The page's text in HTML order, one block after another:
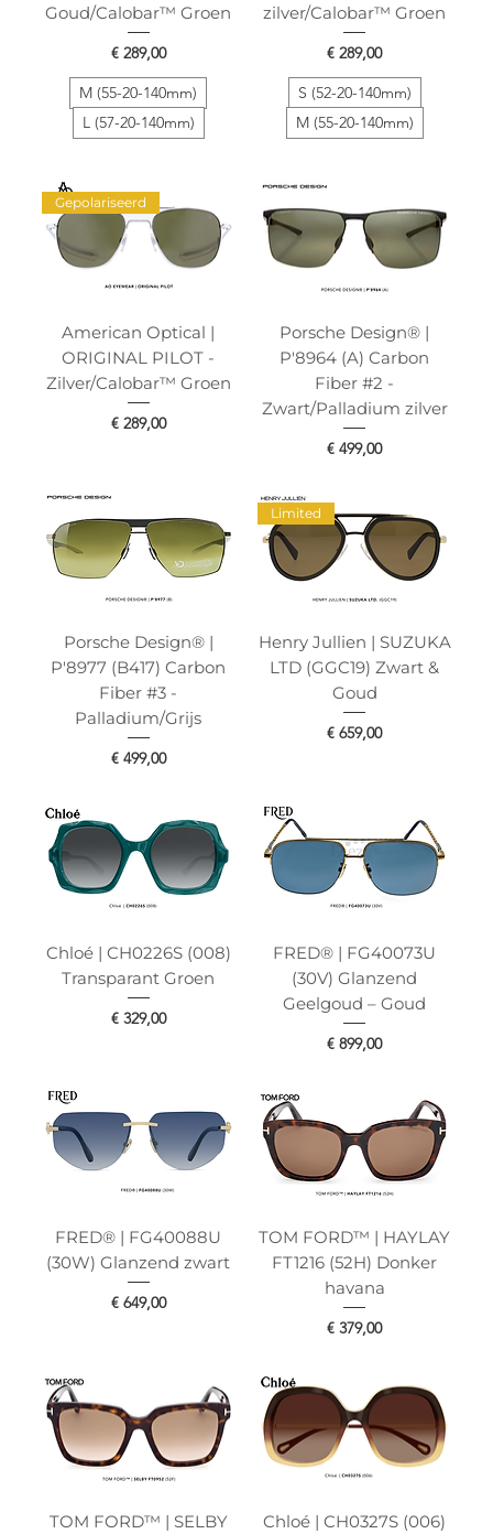
Goud/Calobar™ Groen
Prijs
€ 289,00
M (55-20-140mm)
L (57-20-140mm)
zilver/Calobar™ Groen
Prijs
€ 289,00
S (52-20-140mm)
M (55-20-140mm)
Gepolariseerd
American Optical |
ORIGINAL PILOT -
Zilver/Calobar™ Groen
Prijs
€ 289,00
Porsche Design® |
P'8964 (A) Carbon
Fiber #2 -
Zwart/Palladium zilver
Prijs
€ 499,00
Porsche Design® |
P'8977 (B417) Carbon
Fiber #3 -
Palladium/Grijs
Prijs
€ 499,00
Limited
Henry Jullien | SUZUKA
LTD (GGC19) Zwart &
Goud
Prijs
€ 659,00
Chloé | CH0226S (008)
Transparant Groen
Prijs
€ 329,00
FRED® | FG40073U
(30V) Glanzend
Geelgoud – Goud
Prijs
€ 899,00
FRED® | FG40088U
(30W) Glanzend zwart
Prijs
€ 649,00
TOM FORD™ | HAYLAY
FT1216 (52H) Donker
havana
Prijs
€ 379,00
TOM FORD™ | SELBY
Chloé | CH0327S (006)